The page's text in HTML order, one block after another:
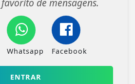
Whatsapp Facebook
ENTRAR